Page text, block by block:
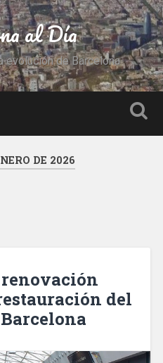
al Día
evolución de Barcelona
DE 2026
del